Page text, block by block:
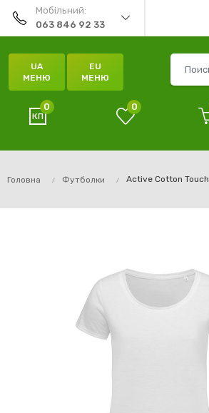
Мобільний:
063 846 92 33
UA
МЕНЮ
EU
МЕНЮ
0 0
Головна Футболки Active Cotton Touch